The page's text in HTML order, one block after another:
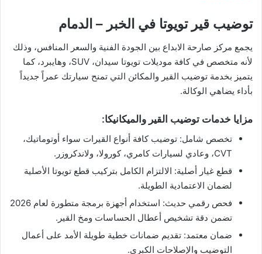
توضيب قير تويوتا في الخبر – الدمام
يجمع مركز صارحة الابداع بين الجودة الفنية والسعر المنافس، وذلك
لأنه متخصص في كافة موديلات تويوتا سيدان، SUV، وهايبرد، كما
يتميز بخدمة توضيب القير والمكائن التي تمنح سيارتك عمراً جديداً
بأداء يضاهي الوكالة.
مزايا خدمات توضيب القير والميكانيكا:
تخصص شامل: توضيب كافة أنواع القيرات سواء أوتوماتيك،
CVT، وعادي لسيارات كامري، كورولا، ولاندكروزر.
قطع غيار أصلية: الالتزام الكامل بتركيب قطع تويوتا الأصلية
لضمان الاعتمادية الطويلة.
فحص رقمي حديث: استخدام أجهزة برمجة متطورة لعام 2026
تضمن دقة تشخيص أعطال الحساسات ومخ القير.
ضمان معتمد: تقديم ضمانات خطية طويلة الأمد على أعمال
التوضيب والإصلاحات الكبرى.